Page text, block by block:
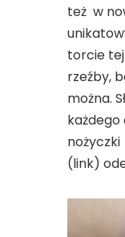
też w
torcie
rzeźby,
można.
(link)